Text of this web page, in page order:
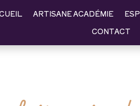
ARTISANE ACADÉMIE
CONTACT